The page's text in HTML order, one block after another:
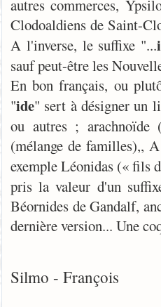
autres commerces,
Clodoaldiens de Saint-
A l'inverse, le suffixe "...
sauf peut-être les
En bon français, ou
"ide" sert à désigner un
ou autres ; arachnoïde
(mélange de familles),,
exemple Léonidas («
pris la valeur d'un
Béornides de Gandalf,
dernière version... Une
Silmo - François